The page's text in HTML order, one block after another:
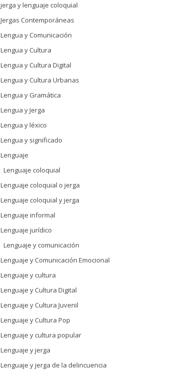
jerga y lenguaje coloquial
Jergas Contemporáneas
Lengua y Comunicación
Lengua y Cultura
Lengua y Cultura Digital
Lengua y Cultura Urbanas
Lengua y Gramática
Lengua y Jerga
Lengua y léxico
Lengua y significado
Lenguaje
Lenguaje coloquial
Lenguaje coloquial o jerga
Lenguaje coloquial y jerga
Lenguaje informal
Lenguaje jurídico
Lenguaje y comunicación
Lenguaje y Comunicación Emocional
Lenguaje y cultura
Lenguaje y Cultura Digital
Lenguaje y Cultura Juvenil
Lenguaje y Cultura Pop
Lenguaje y cultura popular
Lenguaje y jerga
Lenguaje y jerga de la delincuencia